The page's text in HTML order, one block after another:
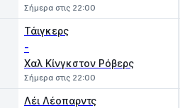
Σήμερα στις 22:00
Τάιγκερς
-
Χαλ Κίνγκστον Ρόβερς
Σήμερα στις 22:00
Λέι Λέοπαρντς